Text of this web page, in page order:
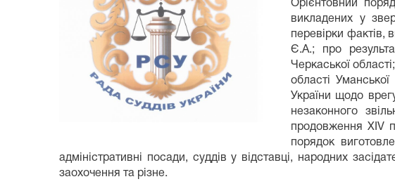
Орієнтовний
викладених у
перевірки фактів,
Є.А.; про
Черкаської
області
України щодо
незаконного
продовження ХІV
порядок
адміністративні посади, суддів у відставці, народних
заохочення та різне.